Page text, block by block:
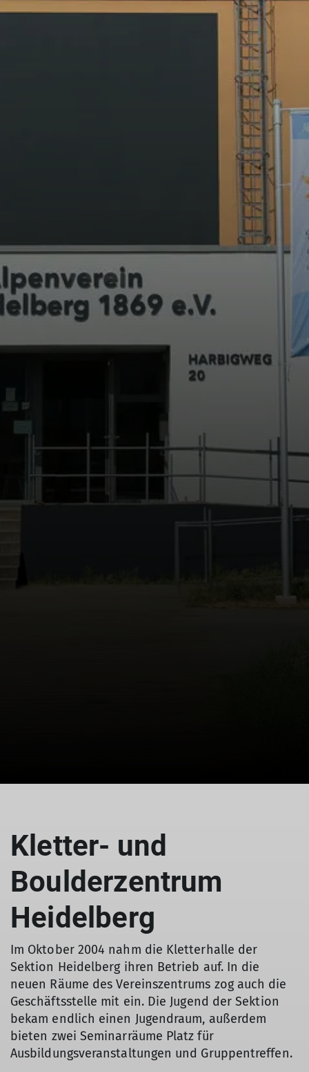
Kletter- und
Boulderzentrum
Heidelberg
Im Oktober 2004 nahm die Kletterhalle der
Sektion Heidelberg ihren Betrieb auf. In die
neuen Räume des Vereinszentrums zog auch die
Geschäftsstelle mit ein. Die Jugend der Sektion
bekam endlich einen Jugendraum, außerdem
bieten zwei Seminarräume Platz für
Ausbildungsveranstaltungen und Gruppentreffen.